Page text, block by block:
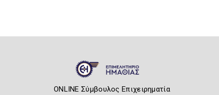
ONLINE Σύμβουλος Επιχειρηματία